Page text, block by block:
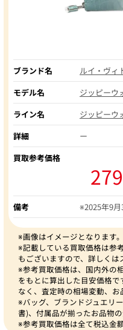
ブランド名
ルイ・ヴィ
モデル名
ジッピーウ
ライン名
ジッピーウ
詳細
ー
買取参考価格
備考 ※2025年9
※画像はイメージとなります。
※記載している買取価格は参
もございますので、詳しくは
※参考買取価格は、国内外の
をもとに算出した目安価格
なく、査定時の相場変動、お
※バッグ、ブランドジュエリ
書)、付属品が揃ったお品物の
※参考買取価格は全て税込金額